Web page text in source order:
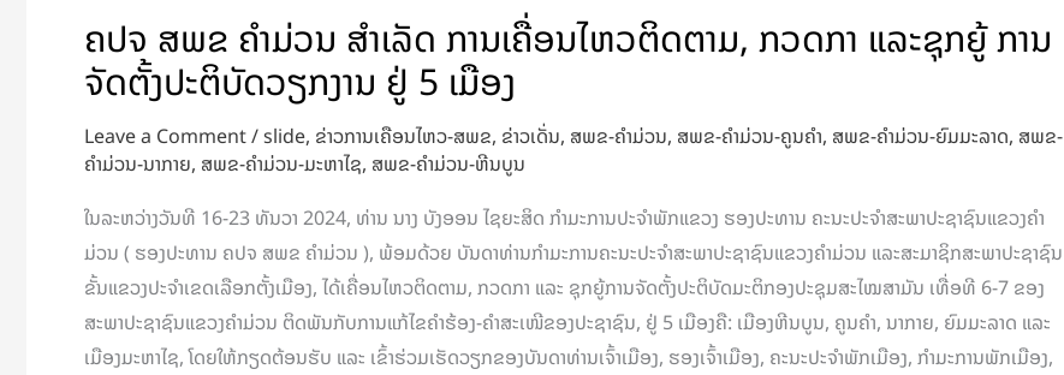
ຄປຈ ສພຂ ຄໍາມ່ວນ ສຳເລັດ ການເຄື່ອນໄຫວຕິດຕາມ, ກວດກາ ແລະຊຸກຍູ້ ການ
ຈັດຕັ້ງປະຕິບັດວຽກງານ ຢູ່ 5 ເມືອງ
Leave a Comment/slide, ຂ່າວການເຄືອນໄຫວ-ສພຂ, ຂ່າວເດັ່ນ, ສພຂ-ຄໍາມ່ວນ, ສພຂ-ຄໍາມ່ວນ-ຄູນຄຳ, ສພຂ-ຄໍາມ່ວນ-ຍົມມະລາດ, ສພຂ-
ຄໍາມ່ວນ-ນາກາຍ, ສພຂ-ຄໍາມ່ວນ-ມະຫາໄຊ, ສພຂ-ຄໍາມ່ວນ-ຫີນບູນ
ໃນລະຫວ່າງວັນທີ 16-23 ທັນວາ 2024, ທ່ານ ນາງ ບັງອອນ ໄຊຍະສິດ ກຳມະການປະຈໍາພັກແຂວງ ຮອງປະທານ ຄະນະປະຈຳສະພາປະຊາຊົນແຂວງຄຳ
ມ່ວນ ( ຮອງປະທານ ຄປຈ ສພຂ ຄຳມ່ວນ ), ພ້ອມດ້ວຍ ບັນດາທ່ານກຳມະການຄະນະປະຈໍາສະພາປະຊາຊົນແຂວງຄໍາມ່ວນ ແລະສະມາຊິກສະພາປະຊາຊົນ
ຂັ້ນແຂວງປະຈໍາເຂດເລືອກຕັ້ງເມືອງ, ໄດ້ເຄື່ອນໄຫວຕິດຕາມ, ກວດກາ ແລະ ຊຸກຍູ້ການຈັດຕັ້ງປະຕິບັດມະຕິກອງປະຊຸມສະໄໝສາມັນ ເທື່ອທີ 6-7 ຂອງ
ສະພາປະຊາຊົນແຂວງຄໍາມ່ວນ ຕິດພັນກັບການແກ້ໄຂຄໍາຮ້ອງ-ຄໍາສະເໜີຂອງປະຊາຊົນ, ຢູ່ 5 ເມືອງຄື: ເມືອງຫີນບູນ, ຄູນຄໍາ, ນາກາຍ, ຍົມມະລາດ ແລະ
ເມືອງມະຫາໄຊ, ໂດຍໃຫ້ກຽດຕ້ອນຮັບ ແລະ ເຂົ້າຮ່ວມເຮັດວຽກຂອງບັນດາທ່ານເຈົ້າເມືອງ, ຮອງເຈົ້າເມືອງ, ຄະນະປະຈໍາພັກເມືອງ, ກຳມະການພັກເມືອງ,